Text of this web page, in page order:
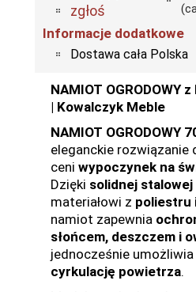
zgłoś
Informacje dodatkowe
Dostawa cała Polska
NAMIOT OGRODOWY
| Kowalczyk Meble
NAMIOT OGRODOWY
eleganckie rozwiązanie
ceni wypoczynek na
Dzięki solidnej
materiałowi z poliestru
namiot zapewnia
słońcem, deszczem i
jednocześnie umożliwia
cyrkulację powietrza.